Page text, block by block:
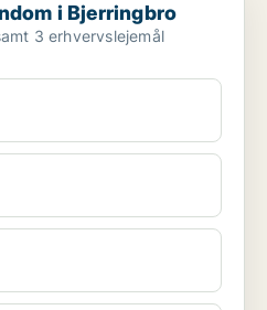
i Bjerringbro
3 erhvervslejemål